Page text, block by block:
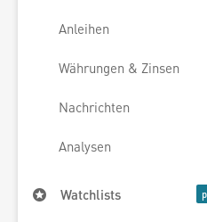
Anleihen
Währungen & Zinsen
Nachrichten
Analysen
Watchlists